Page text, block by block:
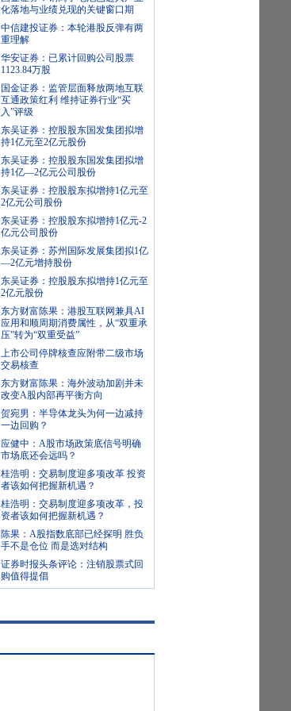
化落地与业绩兑现的关键窗口期
中信建投证券：本轮港股反弹有两
重理解
华安证券：已累计回购公司股票
1123.84万股
国金证券：监管层面释放两地互联
互通政策红利 维持证券行业“买
入”评级
东吴证券：控股股东国发集团拟增
持1亿元至2亿元股份
东吴证券：控股股东国发集团拟增
持1亿—2亿元公司股份
东吴证券：控股股东拟增持1亿元至
2亿元公司股份
东吴证券：控股股东拟增持1亿元-2
亿元公司股份
东吴证券：苏州国际发展集团拟1亿
—2亿元增持股份
东吴证券：控股股东拟增持1亿元至
2亿元股份
东方财富陈果：港股互联网兼具AI
应用和顺周期消费属性，从“双重承
压”转为“双重受益”
上市公司停牌核查应附带二级市场
交易核查
东方财富陈果：海外波动加剧并未
改变A股内部再平衡方向
贺宛男：半导体龙头为何一边减持
一边回购？
应健中：A股市场政策底信号明确
市场底还会远吗？
桂浩明：交易制度迎多项改革 投资
者该如何把握新机遇？
桂浩明：交易制度迎多项改革，投
资者该如何把握新机遇？
陈果：A股指数底部已经探明 胜负
手不是仓位 而是选对结构
证券时报头条评论：注销股票式回
购值得提倡